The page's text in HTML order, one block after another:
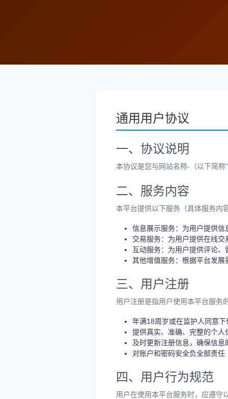
通用用户协议
一、协议说明
本协议是您与网站名称-（以下简
二、服务内容
本平台提供以下服务（具体服务内
信息展示服务：为用户提供信
交易服务：为用户提供在线交
互动服务：为用户提供评论、
其他增值服务：根据平台发展
三、用户注册
用户注册是指用户使用本平台服务
年满18周岁或在监护人同意下
提供真实、准确、完整的个人
及时更新注册信息，确保信息
对账户和密码安全负全部责任
四、用户行为规范
用户在使用本平台服务时，应遵守